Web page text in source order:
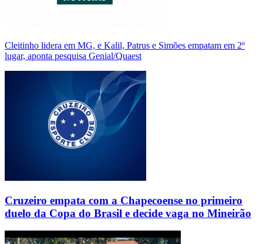
Cleitinho lidera em MG, e Kalil, Patrus e Simões empatam em 2º
lugar, aponta pesquisa Genial/Quaest
Cruzeiro empata com a Chapecoense no primeiro
duelo da Copa do Brasil e decide vaga no Mineirão